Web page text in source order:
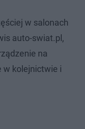
w salonach
auto-swiat.pl,
na
w kolejnictwie i